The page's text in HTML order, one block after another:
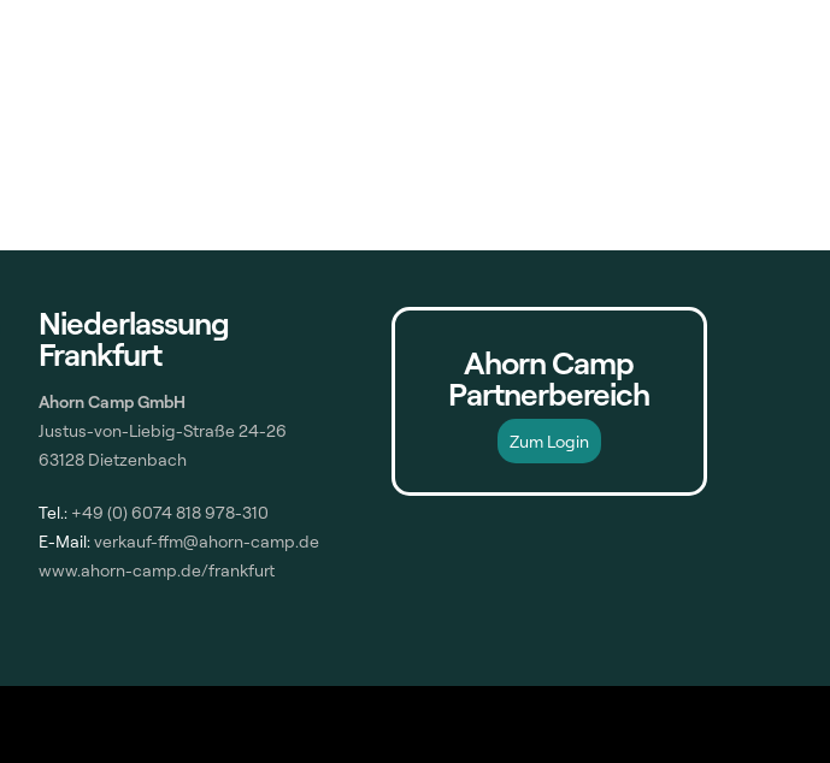
Niederlassung
Frankfurt
Ahorn Camp GmbH
Justus-von-Liebig-Straße 24-26
63128 Dietzenbach
Tel.: +49 (0) 6074 818 978-310
E-Mail:verkauf-ffm@ahorn-camp.de
www.ahorn-camp.de/frankfurt
Ahorn Camp
Partnerbereich
Zum Login